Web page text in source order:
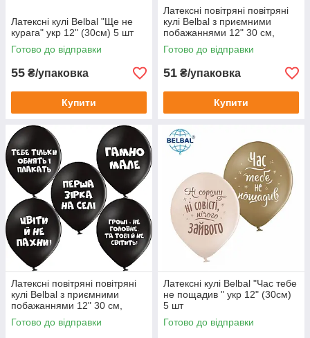
Латексні кулі Belbal "Ще не
курага" укр 12" (30см) 5 шт
Готово до відправки
55 ₴/упаковка
Купити
Латексні повітряні повітряні
кулі Belbal з приємними
побажаннями 12" 30 см,
укр.мова, 5 шт.
Готово до відправки
51 ₴/упаковка
Купити
Латексні повітряні повітряні
кулі Belbal з приємними
побажаннями 12" 30 см,
укр.мова, 5 шт.
Готово до відправки
Латексні кулі Belbal "Час тебе
не пощадив " укр 12" (30см)
5 шт
Готово до відправки